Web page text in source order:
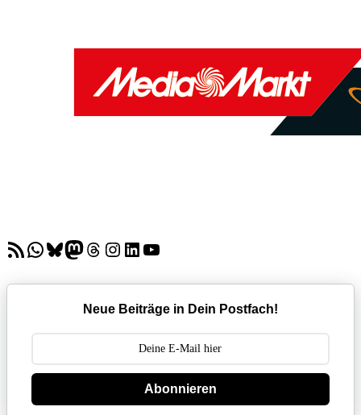
RSS-FeedWhatsApp
Bluesky
Mastodon
Threads
Instagram
LinkedIn
YouTube
Neue Beiträge in Dein Postfach!
Abonnieren